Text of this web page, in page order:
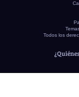
Todos los